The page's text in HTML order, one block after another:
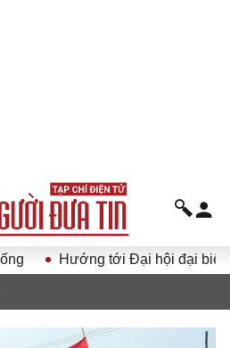
Hướng tới Đại hội đại biểu toàn